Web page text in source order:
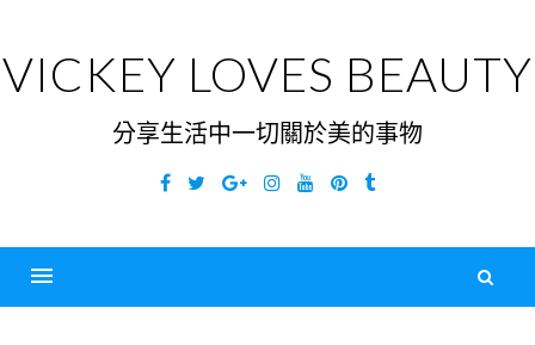
content
VICKEY LOVES BEAUTY
分享生活中一切關於美的事物
Facebook
TwitterGoogleInstagramYouTubePinterest
Tumblr